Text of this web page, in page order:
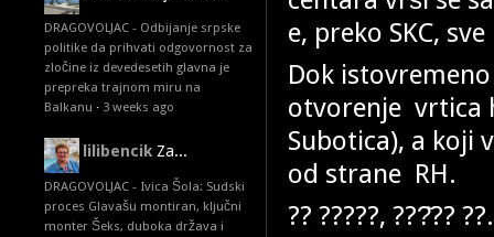
DRAGOVOLJAC - Odbijanje srpske
politike da prihvati odgovornost za
zločine iz devedesetih glavna je
prepreka trajnom miru na
Balkanu · 3 weeks ago
lilibencik Za...
DRAGOVOLJAC - Ivica Šola: Sudski
proces Glavašu montiran, ključni
monter Šeks, duboka država i
e, preko SKC,
Dok
otvorenje vrtica
Subotica), a koji
od strane RH.
?? ?????, ???̌??